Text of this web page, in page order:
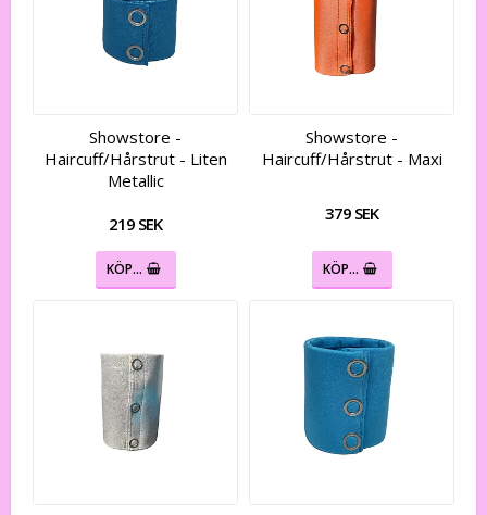
Showstore -
Haircuff/Hårstrut - Liten
Metallic
219 SEK
KÖP…
Showstore -
Haircuff/Hårstrut - Maxi
379 SEK
KÖP…